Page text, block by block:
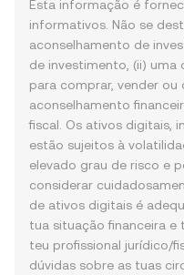
Esta informação é
informativos. Não se
aconselhamento de
de investimento, (ii)
para comprar, vender
aconselhamento
fiscal. Os ativos digitais,
estão sujeitos à
elevado grau de risco e
considerar
de ativos digitais é
tua situação financeira e
teu profissional jurídico/
dúvidas sobre as tuas